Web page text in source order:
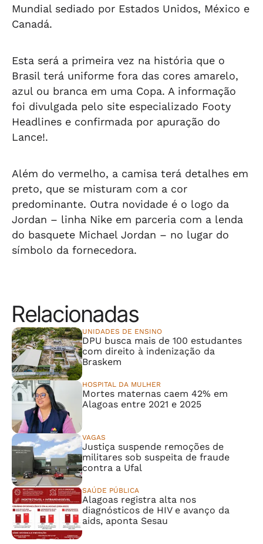
Mundial sediado por Estados Unidos, México e
Canadá.
Esta será a primeira vez na história que o
Brasil terá uniforme fora das cores amarelo,
azul ou branca em uma Copa. A informação
foi divulgada pelo site especializado Footy
Headlines e confirmada por apuração do
Lance!.
Além do vermelho, a camisa terá detalhes em
preto, que se misturam com a cor
predominante. Outra novidade é o logo da
Jordan – linha Nike em parceria com a lenda
do basquete Michael Jordan – no lugar do
símbolo da fornecedora.
Relacionadas
UNIDADES DE ENSINO
DPU busca mais de 100 estudantes
com direito à indenização da
Braskem
HOSPITAL DA MULHER
Mortes maternas caem 42% em
Alagoas entre 2021 e 2025
VAGAS
Justiça suspende remoções de
militares sob suspeita de fraude
contra a Ufal
SAÚDE PÚBLICA
Alagoas registra alta nos
diagnósticos de HIV e avanço da
aids, aponta Sesau